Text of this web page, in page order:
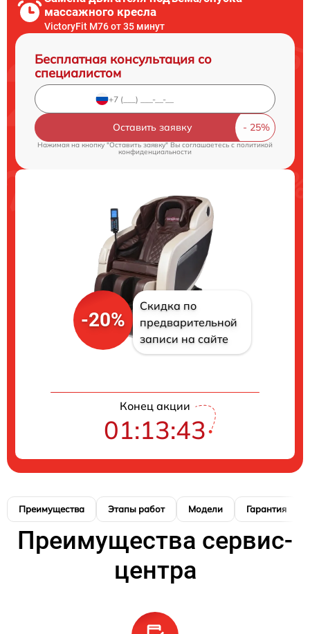
массажного кресла
VictoryFit M76 от 35 минут
Бесплатная консультация со
специалистом
Оставить заявку
Нажимая на кнопку "Оставить заявку" Вы соглашаетесь cполитикой
конфиденциальности
-20%
Скидка по
предварительной
записи на сайте
Конец акции
01:13:42
Преимущества Этапы работ Модели Гарантия
Преимущества сервис-
центра